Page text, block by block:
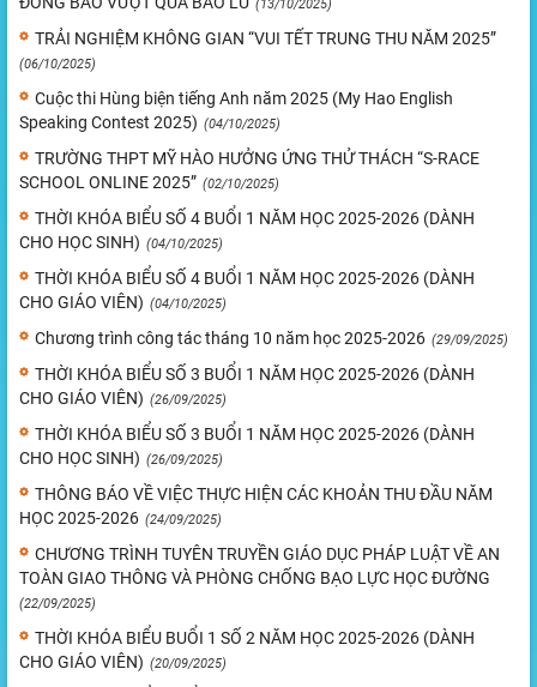
(13/10/2025)
TRẢI NGHIỆM KHÔNG GIAN “VUI TẾT TRUNG THU NĂM 2025”
(06/10/2025)
Cuộc thi Hùng biện tiếng Anh năm 2025 (My Hao English
Speaking Contest 2025) (04/10/2025)
TRƯỜNG THPT MỸ HÀO HƯỞNG ỨNG THỬ THÁCH “S-RACE
SCHOOL ONLINE 2025” (02/10/2025)
THỜI KHÓA BIỂU SỐ 4 BUỔI 1 NĂM HỌC 2025-2026 (DÀNH
CHO HỌC SINH) (04/10/2025)
THỜI KHÓA BIỂU SỐ 4 BUỔI 1 NĂM HỌC 2025-2026 (DÀNH
CHO GIÁO VIÊN) (04/10/2025)
Chương trình công tác tháng 10 năm học 2025-2026 (29/09/2025)
THỜI KHÓA BIỂU SỐ 3 BUỔI 1 NĂM HỌC 2025-2026 (DÀNH
CHO GIÁO VIÊN) (26/09/2025)
THỜI KHÓA BIỂU SỐ 3 BUỔI 1 NĂM HỌC 2025-2026 (DÀNH
CHO HỌC SINH) (26/09/2025)
THÔNG BÁO VỀ VIỆC THỰC HIỆN CÁC KHOẢN THU ĐẦU NĂM
HỌC 2025-2026 (24/09/2025)
CHƯƠNG TRÌNH TUYÊN TRUYỀN GIÁO DỤC PHÁP LUẬT VỀ AN
TOÀN GIAO THÔNG VÀ PHÒNG CHỐNG BẠO LỰC HỌC ĐƯỜNG
(22/09/2025)
THỜI KHÓA BIỂU BUỔI 1 SỐ 2 NĂM HỌC 2025-2026 (DÀNH
CHO GIÁO VIÊN) (20/09/2025)